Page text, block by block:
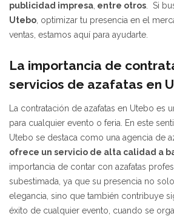
publicidad impresa entre otros . Si
Utebo , optimizar tu presencia en el
ventas, estamos aquí para ayudarte.
La importancia de
servicios de azafatas en
La contratación de azafatas en Utebo es
para cualquier evento o feria. En este
Utebo se destaca como una agencia de
ofrece un servicio de alta calidad a
importancia de contar con azafatas
subestimada, ya que su presencia no
elegancia, sino que también contribuye
éxito de cualquier evento, cuando se